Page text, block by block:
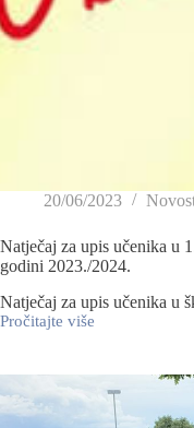
20/06/2023
Natječaj za upis učenika u
godini 2023./2024.
Natječaj za upis učenika u
Pročitajte više